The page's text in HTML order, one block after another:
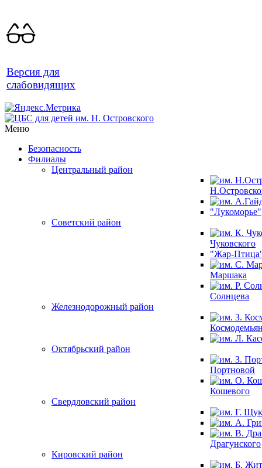
Версия для
слабовидящих
Меню
Безопасность
Филиалы
Центральный район
"Лукоморье"
Советский район
Чуковского
"Жар-
Маршака
Солнцева
Железнодорожный район
Октябрьский район
Портновой
Кошевого
Свердловский район
Драгунского
Кировский район